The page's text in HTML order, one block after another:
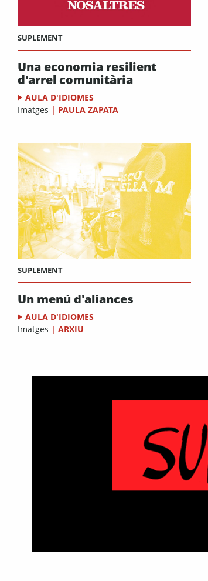
SUPLEMENT
Una economia resilient
d'arrel comunitària
AULA D'IDIOMES
Imatges | PAULA ZAPATA
SUPLEMENT
Un menú d'aliances
AULA D'IDIOMES
Imatges | ARXIU